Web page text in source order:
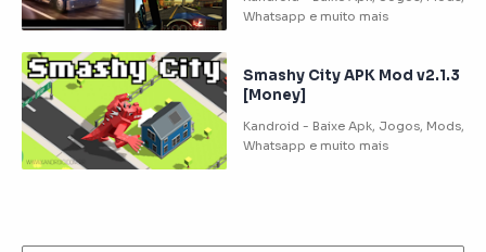
Smashy City APK Mod v2.1.3
[Money]